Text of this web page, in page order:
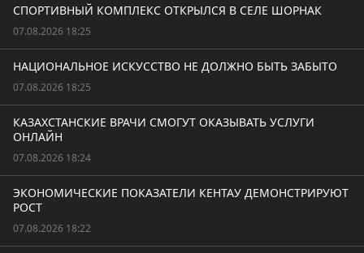
СПОРТИВНЫЙ КОМПЛЕКС ОТКРЫЛСЯ В СЕЛЕ ШОРНАК
07.08.2026 18:25
НАЦИОНАЛЬНОЕ ИСКУССТВО НЕ ДОЛЖНО БЫТЬ ЗАБЫТО
07.08.2026 18:25
КАЗАХСТАНСКИЕ ВРАЧИ СМОГУТ ОКАЗЫВАТЬ УСЛУГИ
ОНЛАЙН
07.08.2026 18:24
ЭКОНОМИЧЕСКИЕ ПОКАЗАТЕЛИ КЕНТАУ ДЕМОНСТРИРУЮТ
РОСТ
07.08.2026 18:22